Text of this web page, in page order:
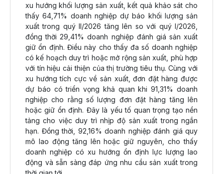
xu hướng khối lượng sản xuất, kết quả khảo sát cho
thấy 64,71% doanh nghiệp dự báo khối lượng sản
xuất trong quý II/2026 tăng lên so với quý I/2026,
đồng thời 29,41% doanh nghiệp đánh giá sản xuất
giữ ổn định. Điều này cho thấy đa số doanh nghiệp
có kế hoạch duy trì hoặc mở rộng sản xuất, phù hợp
với tín hiệu cải thiện của thị trường tiêu thụ. Cùng với
xu hướng tích cực về sản xuất, đơn đặt hàng được
dự báo có triển vọng khả quan khi 91,31% doanh
nghiệp cho rằng số lượng đơn đặt hàng tăng lên
hoặc giữ ổn định. Đây là yếu tố quan trọng tạo nền
tảng cho việc duy trì nhịp độ sản xuất trong ngắn
hạn. Đồng thời, 92,16% doanh nghiệp đánh giá quy
mô lao động tăng lên hoặc giữ nguyên, cho thấy
doanh nghiệp có xu hướng ổn định lực lượng lao
động và sẵn sàng đáp ứng nhu cầu sản xuất trong